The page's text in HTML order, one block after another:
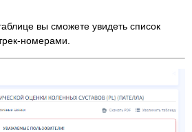
вы сможете увидеть список
номерами.